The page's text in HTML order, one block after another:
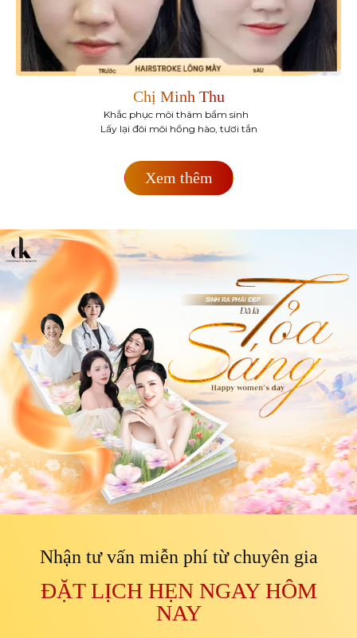
Chị Minh Thu
Khắc phục môi thâm bẩm sinh
Lấy lại đôi môi hồng hào, tươi tắn
Xem thêm
Nhận tư vấn miễn phí từ chuyên gia
ĐẶT LỊCH HẸN NGAY HÔM
NAY